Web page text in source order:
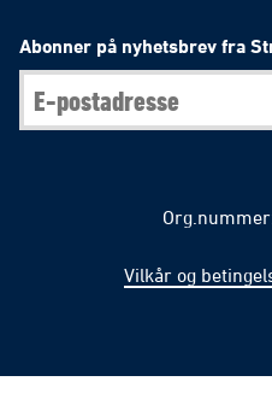
Abonner på nyhetsbrev fra
Vilkår og